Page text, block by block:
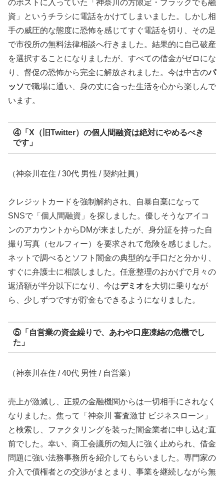
のポストに入っていた「神奈川の方限定・ブラックでも融
資」というチラシに電話をかけてしまいました。しかし相
手の威圧的な態度に恐怖を感じてすぐ電話を切り、その足
で市役所の無料法律相談へ行きました。結果的に自己破産
を選択することになりましたが、すべての借金がゼロにな
り、督促の恐怖から完全に解放されました。今は中古のパ
ッソで職場に通い、身の丈に合った生活を心から楽しんで
います。
④「X（旧Twitter）の個人間融資は絶対にやめるべき
です」
（神奈川在住 / 30代 男性 / 契約社員）
クレジットカードを強制解約され、自暴自棄になって
SNSで「個人間融資」を探しました。優しそうなアイコ
ンのアカウントからDMが来ましたが、身分証を持った自
撮り写真（セルフィー）を要求されて危険を感じました。
ネットで調べるとソフト闇金の典型的な手口だと分かり、
すぐに弁護士に相談しました。任意整理のおかげで月々の
返済額が半分以下になり、今はデミオを大切に乗りなが
ら、少しずつですが貯金もできるようになりました。
⑤「自営業の資金繰りで、あわや口座凍結の危機でし
た」
（神奈川在住 / 40代 男性 / 自営業）
売上が激減し、正規の金融機関からは一切相手にされなく
なりました。焦って「神奈川 審査激甘 ビジネスローン」
と検索し、ファクタリングを装った闇金業者に申し込む直
前でした。幸い、商工会議所の知人に強く止められ、借金
問題に強い法務事務所を紹介してもらいました。専門家の
介入で債権者との交渉がまとまり、事業を継続しながら無